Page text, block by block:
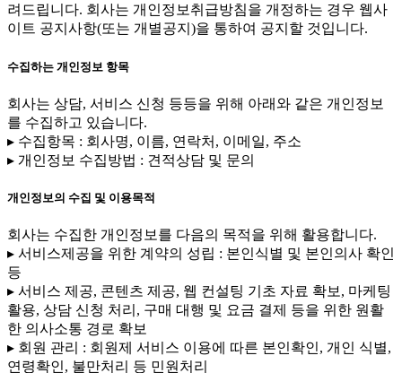
려드립니다. 회사는 개인정보취급방침을 개정하는 경우 웹사
이트 공지사항(또는 개별공지)을 통하여 공지할 것입니다.
수집하는 개인정보 항목
회사는 상담, 서비스 신청 등등을 위해 아래와 같은 개인정보
를 수집하고 있습니다.
▸ 수집항목 : 회사명, 이름, 연락처, 이메일, 주소
▸ 개인정보 수집방법 : 견적상담 및 문의
개인정보의 수집 및 이용목적
회사는 수집한 개인정보를 다음의 목적을 위해 활용합니다.
▸ 서비스제공을 위한 계약의 성립 : 본인식별 및 본인의사 확인
등
▸ 서비스 제공, 콘텐츠 제공, 웹 컨설팅 기초 자료 확보, 마케팅
활용, 상담 신청 처리, 구매 대행 및 요금 결제 등을 위한 원활
한 의사소통 경로 확보
▸ 회원 관리 : 회원제 서비스 이용에 따른 본인확인, 개인 식별,
연령확인, 불만처리 등 민원처리